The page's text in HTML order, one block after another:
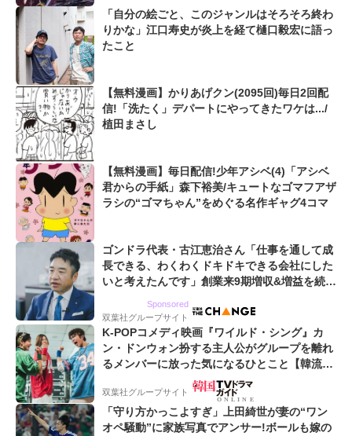
「自分の絵ごと、このジャンルはそろそろ終わ
りかな」江口寿史が炎上を経て樋口毅宏に語っ
たこと
【無料漫画】かりあげクン(2095回)毎日2回配
信!「洗たく」デパートにやってきたワケは.../
植田まさし
【無料漫画】毎日配信!少年アシベ(4)「アシベ
君からの手紙」森下裕美/キュートなゴマフアザ
ラシの“ゴマちゃん”をめぐる名作ギャグ4コマ
ゴンドラ代表・古江恵治さん「仕事を通して成
長できる、わくわくドキドキできる会社にした
いと考えたんです」創業来9期増収&増益を続け
Sponsored
双葉社グループサイト
K-POPコメディ映画『ワイルド・シング』カ
ン・ドンウォン扮する主人公がグループを離れ
るメンバーに放った気になるひとこと【韓流談
双葉社グループサイト
「守り方かっこよすぎ」上田綺世が妻の“ワン
オペ騒動”に家族写真でアンサー!ボールも嫁の